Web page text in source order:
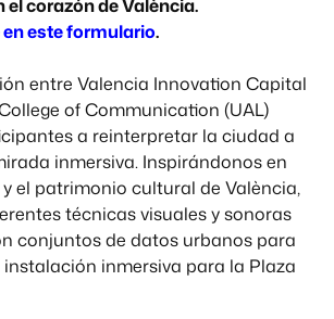
el corazón de València.
en este formulario.
entre Valencia Innovation Capital
of Communication (UAL)
a reinterpretar la ciudad a
inmersiva. Inspirándonos en
el patrimonio cultural de València,
técnicas visuales y sonoras
conjuntos de datos urbanos para
inmersiva para la Plaza